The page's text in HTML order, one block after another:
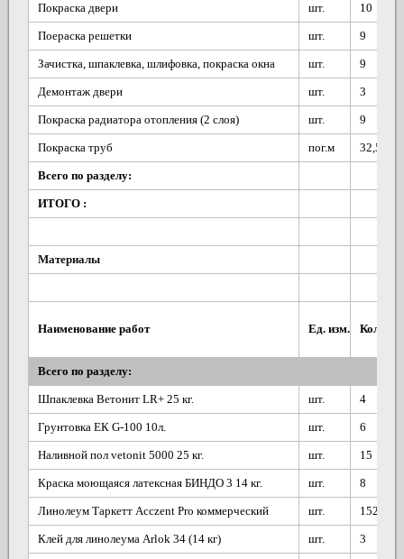
Покраска двери шт. 10
Поераска решетки шт. 9
Зачистка, шпаклевка, шлифовка, покраска окна шт. 9
Демонтаж двери шт. 3
Покраска радиатора отопления (2 слоя) шт. 9
Покраска труб пог.м 32,5
Всего по разделу:
ИТОГО :
Материалы
Наименование работ Ед. изм. Кол-во
Всего по разделу:
Шпаклевка Ветонит LR+ 25 кг. шт. 4
Грунтовка ЕК G-100 10л. шт. 6
Наливной пол vetonit 5000 25 кг. шт. 15
Краска моющаяся латексная БИНДО 3 14 кг. шт. 8
Линолеум Таркетт Acczent Pro коммерческий шт. 152
Клей для линолеума Arlok 34 (14 кг) шт. 3